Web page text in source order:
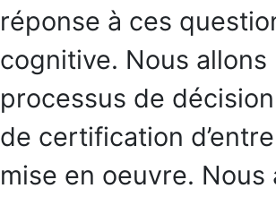
réponse à ces
cognitive. Nous
processus de
de certification
mise en oeuvre.